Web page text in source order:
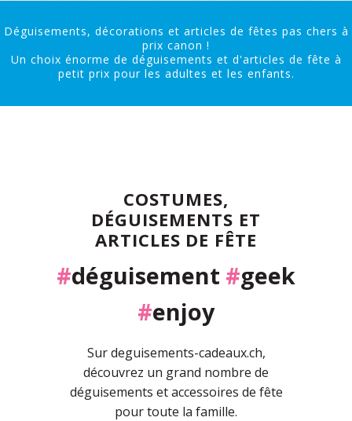
Déguisements, décorations et articles de fêtes pas chers à
prix canon !
Un choix énorme de déguisements et d'articles de fête à
petit prix pour les adultes et les enfants.
COSTUMES,
DÉGUISEMENTS ET
ARTICLES DE FÊTE
#déguisement #geek
#enjoy
Sur deguisements-cadeaux.ch,
découvrez un grand nombre de
déguisements et accessoires de fête
pour toute la famille.